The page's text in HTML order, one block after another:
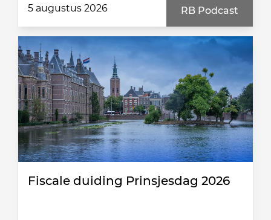
5 augustus 2026 RB Podcast
Fiscale duiding Prinsjesdag 2026